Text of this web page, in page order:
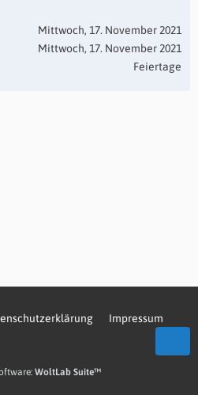
Mittwoch, 17. November 2021
Mittwoch, 17. November 2021
Feiertage
Impressum
WoltLab Suite™